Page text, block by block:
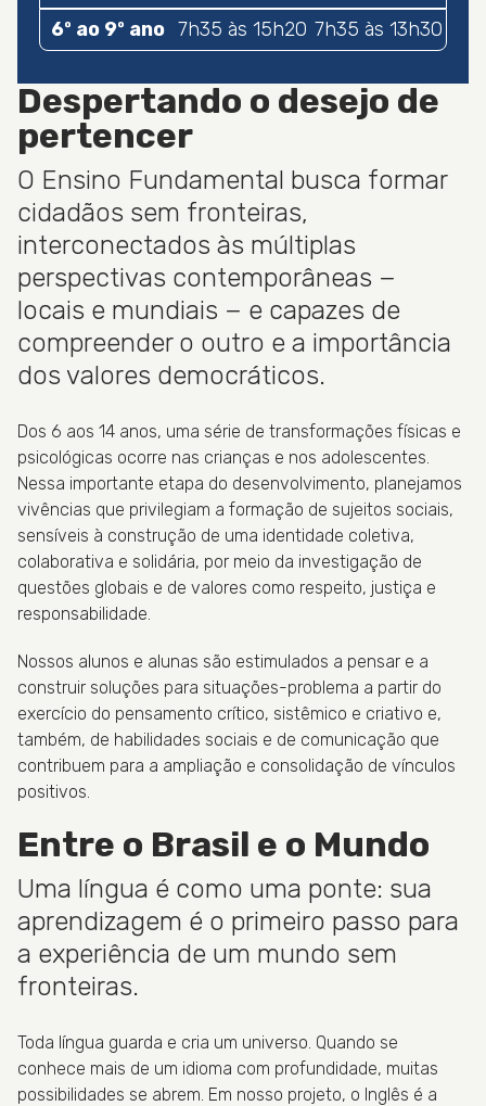
6º ao 9º ano 7h35 às 15h20 7h35 às 13h30
Despertando o desejo de
pertencer
O Ensino Fundamental busca formar
cidadãos sem fronteiras,
interconectados às múltiplas
perspectivas contemporâneas −
locais e mundiais − e capazes de
compreender o outro e a importância
dos valores democráticos.
Dos 6 aos 14 anos, uma série de transformações físicas e
psicológicas ocorre nas crianças e nos adolescentes.
Nessa importante etapa do desenvolvimento, planejamos
vivências que privilegiam a formação de sujeitos sociais,
sensíveis à construção de uma identidade coletiva,
colaborativa e solidária, por meio da investigação de
questões globais e de valores como respeito, justiça e
responsabilidade.
Nossos alunos e alunas são estimulados a pensar e a
construir soluções para situações-problema a partir do
exercício do pensamento crítico, sistêmico e criativo e,
também, de habilidades sociais e de comunicação que
contribuem para a ampliação e consolidação de vínculos
positivos.
Entre o Brasil e o Mundo
Uma língua é como uma ponte: sua
aprendizagem é o primeiro passo para
a experiência de um mundo sem
fronteiras.
Toda língua guarda e cria um universo. Quando se
conhece mais de um idioma com profundidade, muitas
possibilidades se abrem. Em nosso projeto, o Inglês é a